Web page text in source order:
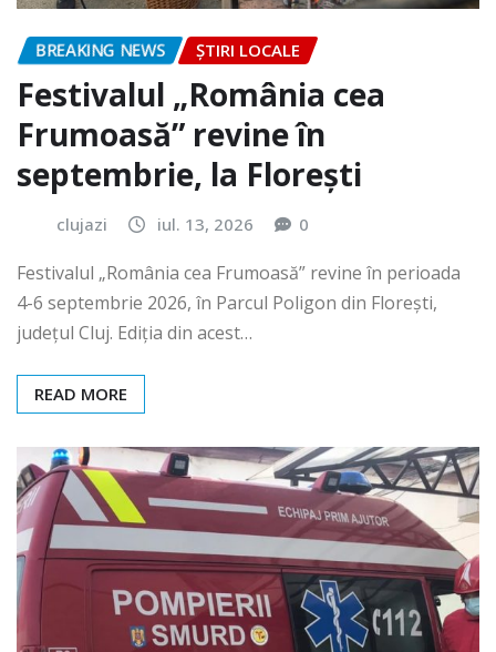
BREAKING NEWS ȘTIRI LOCALE
Festivalul „România cea
Frumoasă” revine în
septembrie, la Florești
clujazi iul. 13, 2026 0
Festivalul „România cea Frumoasă” revine în perioada
4-6 septembrie 2026, în Parcul Poligon din Floreşti,
județul Cluj. Ediția din acest…
READ MORE